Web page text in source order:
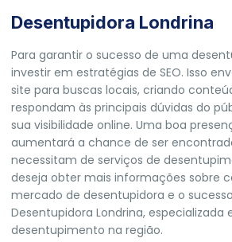
Desentupidora Londrina
Para garantir o sucesso de uma
investir em estratégias de SEO. Isso
site para buscas locais, criando
respondam às principais dúvidas do
sua visibilidade online. Uma boa
aumentará a chance de ser
necessitam de serviços de
deseja obter mais informações sobre
mercado de desentupidora e o
Desentupidora Londrina, especializada
desentupimento na região.